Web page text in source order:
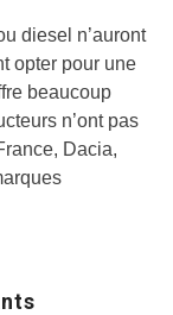
diesel n’auront
opter pour une
beaucoup
n’ont pas
Dacia,